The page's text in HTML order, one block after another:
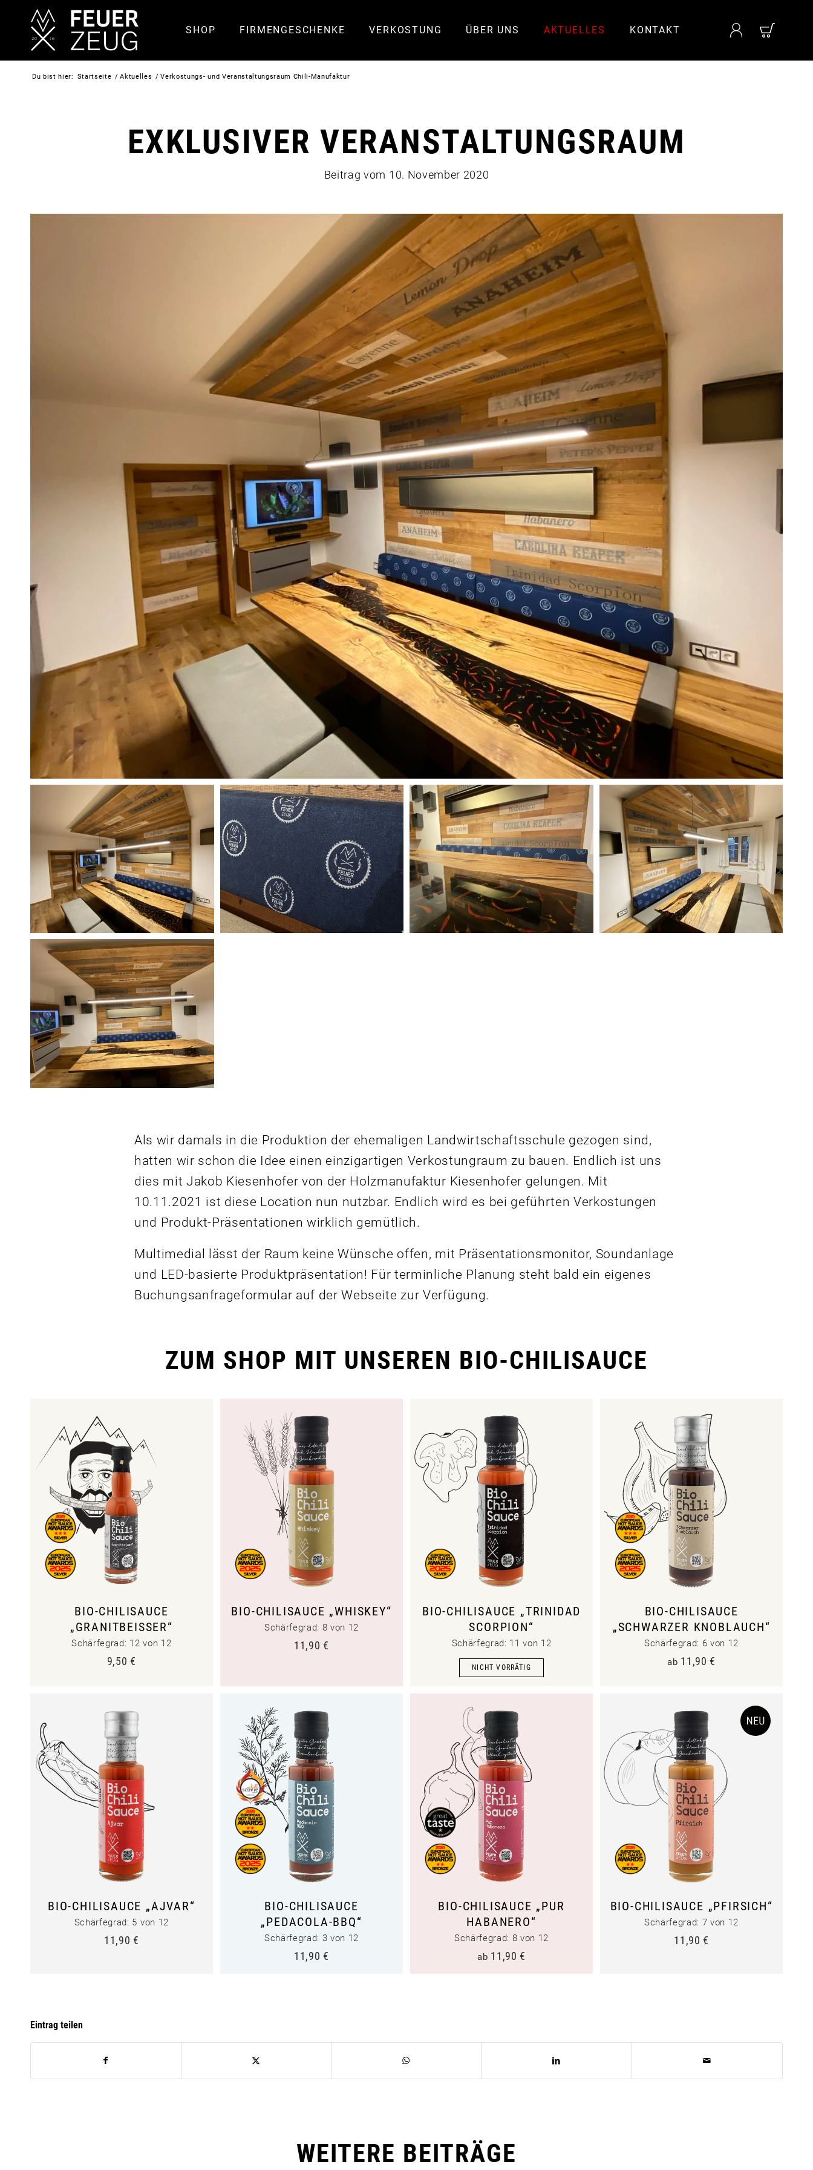
SHOP FIRMENGESCHENKE VERKOSTUNG ÜBER UNS AKTUELLES KONTAKT
Du bist hier: Startseite / Aktuelles / Verkostungs- und Veranstaltungsraum Chili-Manufaktur
EXKLUSIVER VERANSTALTUNGSRAUM
Beitrag vom 10. November 2020
Als wir damals in die Produktion der ehemaligen Landwirtschaftsschule gezogen sind,
hatten wir schon die Idee einen einzigartigen Verkostungraum zu bauen. Endlich ist uns
dies mit Jakob Kiesenhofer von der Holzmanufaktur Kiesenhofer gelungen. Mit
10.11.2021 ist diese Location nun nutzbar. Endlich wird es bei geführten Verkostungen
und Produkt-Präsentationen wirklich gemütlich.
Multimedial lässt der Raum keine Wünsche offen, mit Präsentationsmonitor, Soundanlage
und LED-basierte Produktpräsentation! Für terminliche Planung steht bald ein eigenes
Buchungsanfrageformular auf der Webseite zur Verfügung.
ZUM SHOP MIT UNSEREN BIO-CHILISAUCE
BIO-CHILISAUCE
„GRANITBEISSER“
Schärfegrad: 12 von 12
9,50 €
BIO-CHILISAUCE „WHISKEY“
Schärfegrad: 8 von 12
11,90 €
BIO-CHILISAUCE „TRINIDAD
SCORPION“
Schärfegrad: 11 von 12
BIO-CHILISAUCE
„SCHWARZER KNOBLAUCH“
Schärfegrad: 6 von 12
ab 11,90 €
BIO-CHILISAUCE „AJVAR“
Schärfegrad: 5 von 12
11,90 €
BIO-CHILISAUCE
„PEDACOLA-BBQ“
Schärfegrad: 3 von 12
11,90 €
BIO-CHILISAUCE „PUR
HABANERO“
Schärfegrad: 8 von 12
ab 11,90 €
BIO-CHILISAUCE „PFIRSICH“
Schärfegrad: 7 von 12
11,90 €
Eintrag teilen
WEITERE BEITRÄGE